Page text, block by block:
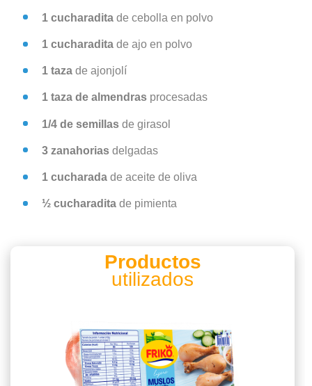
1 cucharadita de cebolla en polvo
1 cucharadita de ajo en polvo
1 taza de ajonjolí
1 taza de almendras procesadas
1/4 de semillas de girasol
3 zanahorias delgadas
1 cucharadade aceite de oliva
½ cucharadita de pimienta
Productos
utilizados